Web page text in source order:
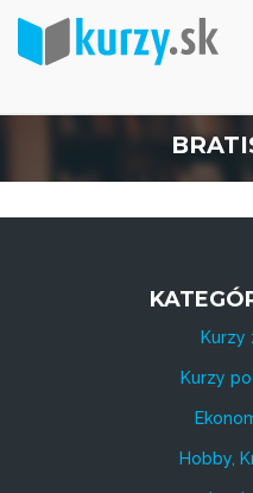
Kurzy
Kurzy
Hobby,